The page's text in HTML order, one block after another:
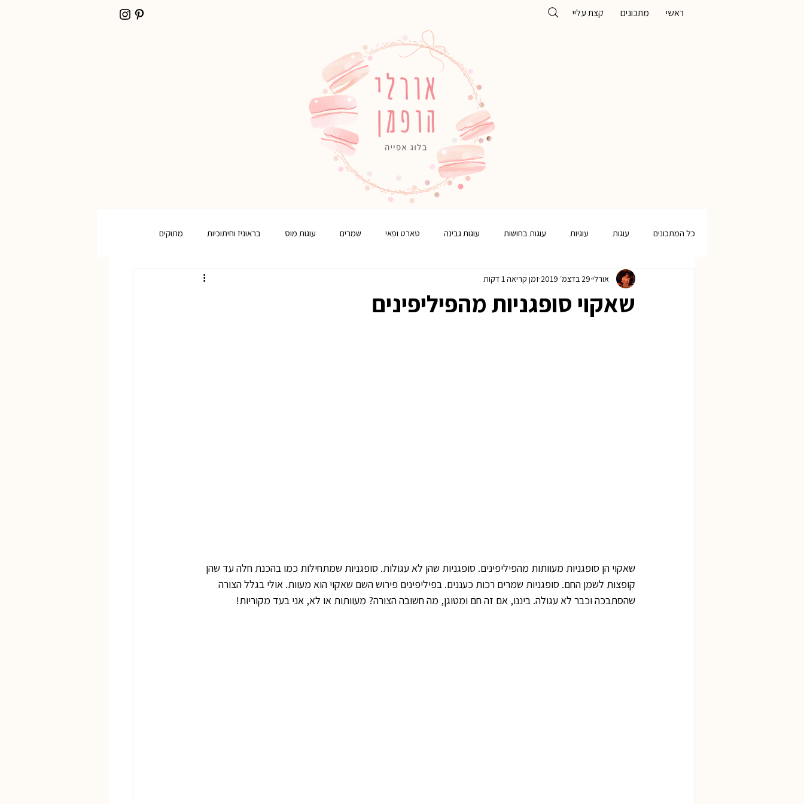
ראשי מתכונים קצת עליי
כל המתכונים עוגות עוגיות עוגות בחושות עוגות גבינה טארט ופאי שמרים עוגות מוס בראוניז וחיתוכיות מתוקים
חנוכה פורים פסח ללא גלוטן
שאקוי סופגניות מהפיליפינים
אורלי 29 בדצמ׳ 2019 זמן קריאה 1 דקות
שאקוי הן סופגניות מעוותות מהפיליפינים. סופגניות שהן לא עגולות. סופגניות שמתחילות כמו בהכנת חלה עד שהן
קופצות לשמן החם. סופגניות שמרים רכות כעננים. בפיליפינים פירוש השם שאקוי הוא מעוות. אולי בגלל הצורה
שהסתבכה וכבר לא עגולה. ביננו, אם זה חם ומטוגן, מה חשובה הצורה? מעוותות או לא, אני בעד מקוריות!